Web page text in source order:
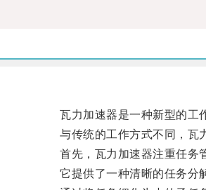
瓦力加速器是一种新型的工作
与传统的工作方式不同，瓦力
首先，瓦力加速器注重任务管
它提供了一种清晰的任务分解